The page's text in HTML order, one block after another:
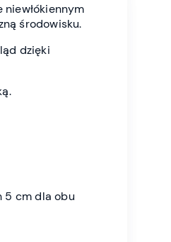
niewłókiennym
środowisku.
dzięki
5 cm dla obu